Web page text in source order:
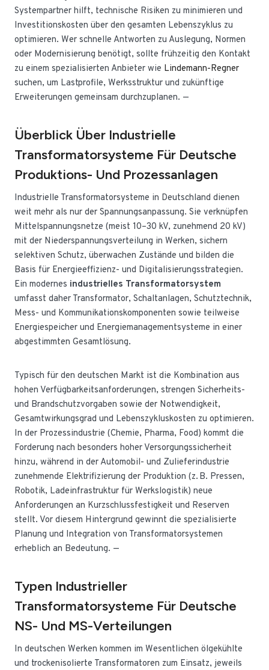
Systempartner hilft, technische Risiken zu minimieren und
Investitionskosten über den gesamten Lebenszyklus zu
optimieren. Wer schnelle Antworten zu Auslegung, Normen
oder Modernisierung benötigt, sollte frühzeitig den Kontakt
zu einem spezialisierten Anbieter wie Lindemann-Regner
suchen, um Lastprofile, Werksstruktur und zukünftige
Erweiterungen gemeinsam durchzuplanen. —
Überblick Über Industrielle
Transformatorsysteme Für Deutsche
Produktions- Und Prozessanlagen
Industrielle Transformatorsysteme in Deutschland dienen
weit mehr als nur der Spannungsanpassung. Sie verknüpfen
Mittelspannungsnetze (meist 10–30 kV, zunehmend 20 kV)
mit der Niederspannungsverteilung in Werken, sichern
selektiven Schutz, überwachen Zustände und bilden die
Basis für Energieeffizienz- und Digitalisierungsstrategien.
Ein modernes industrielles Transformatorsystem
umfasst daher Transformator, Schaltanlagen, Schutztechnik,
Mess- und Kommunikationskomponenten sowie teilweise
Energiespeicher und Energiemanagementsysteme in einer
abgestimmten Gesamtlösung.
Typisch für den deutschen Markt ist die Kombination aus
hohen Verfügbarkeitsanforderungen, strengen Sicherheits-
und Brandschutzvorgaben sowie der Notwendigkeit,
Gesamtwirkungsgrad und Lebenszykluskosten zu optimieren.
In der Prozessindustrie (Chemie, Pharma, Food) kommt die
Forderung nach besonders hoher Versorgungssicherheit
hinzu, während in der Automobil- und Zulieferindustrie
zunehmende Elektrifizierung der Produktion (z. B. Pressen,
Robotik, Ladeinfrastruktur für Werkslogistik) neue
Anforderungen an Kurzschlussfestigkeit und Reserven
stellt. Vor diesem Hintergrund gewinnt die spezialisierte
Planung und Integration von Transformatorsystemen
erheblich an Bedeutung. —
Typen Industrieller
Transformatorsysteme Für Deutsche
NS- Und MS-Verteilungen
In deutschen Werken kommen im Wesentlichen ölgekühlte
und trockenisolierte Transformatoren zum Einsatz, jeweils